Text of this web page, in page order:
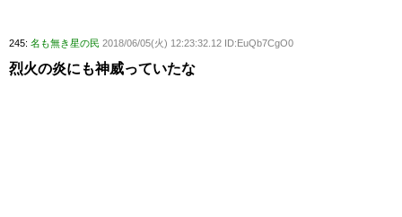
245: 名も無き星の民 2018/06/05(火) 12:23:32.12 ID:EuQb7CgO0
烈火の炎にも神威っていたな